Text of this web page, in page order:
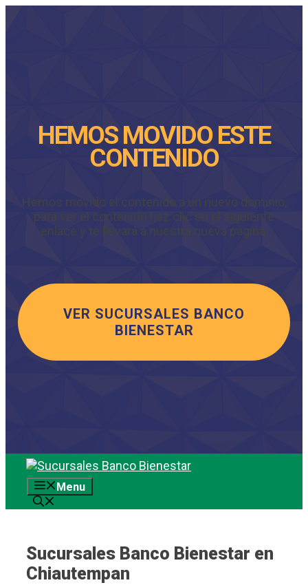
HEMOS MOVIDO ESTE
CONTENIDO
Hemos movido el contenido a un nuevo dominio,
para ver el contenido haz clic en el siguiente
enlace y te llevará a nuestra nueva página.
VER SUCURSALES BANCO
BIENESTAR
Saltar
contenidoMenu
Sucursales Banco Bienestar en
Chiautempan